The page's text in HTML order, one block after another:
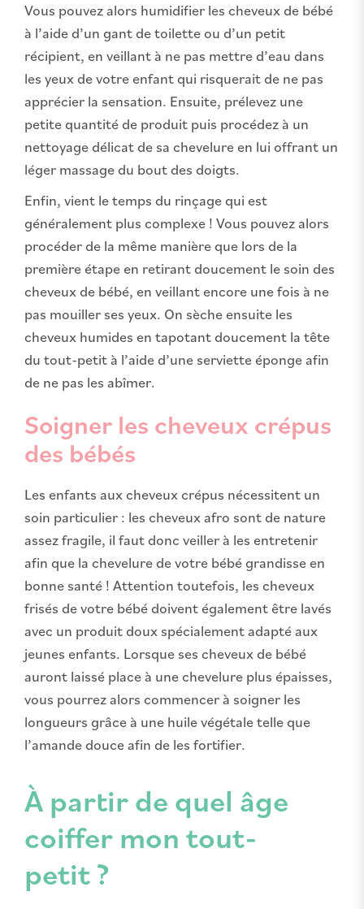
Vous pouvez alors humidifier les cheveux de bébé
à l’aide d’un gant de toilette ou d’un petit
récipient, en veillant à ne pas mettre d’eau dans
les yeux de votre enfant qui risquerait de ne pas
apprécier la sensation. Ensuite, prélevez une
petite quantité de produit puis procédez à un
nettoyage délicat de sa chevelure en lui offrant un
léger massage du bout des doigts.
Enfin, vient le temps du rinçage qui est
généralement plus complexe ! Vous pouvez alors
procéder de la même manière que lors de la
première étape en retirant doucement le soin des
cheveux de bébé, en veillant encore une fois à ne
pas mouiller ses yeux. On sèche ensuite les
cheveux humides en tapotant doucement la tête
du tout-petit à l’aide d’une serviette éponge afin
de ne pas les abîmer.
Soigner les cheveux crépus
des bébés
Les enfants aux cheveux crépus nécessitent un
soin particulier : les cheveux afro sont de nature
assez fragile, il faut donc veiller à les entretenir
afin que la chevelure de votre bébé grandisse en
bonne santé ! Attention toutefois, les cheveux
frisés de votre bébé doivent également être lavés
avec un produit doux spécialement adapté aux
jeunes enfants. Lorsque ses cheveux de bébé
auront laissé place à une chevelure plus épaisses,
vous pourrez alors commencer à soigner les
longueurs grâce à une huile végétale telle que
l’amande douce afin de les fortifier.
À partir de quel âge
coiffer mon tout-
petit ?